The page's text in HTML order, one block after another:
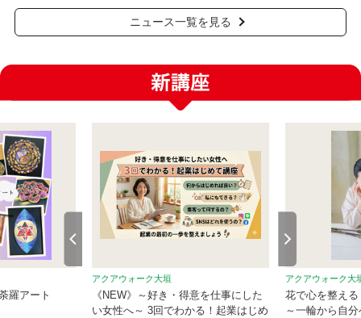
ニュース一覧を見る
羅アート
アクアウォーク大垣
《NEW》～好き・得意を仕事にした
い女性へ～ 3回でわかる！起業はじめ
アクアウォーク大
花で心を整え
～一輪から自